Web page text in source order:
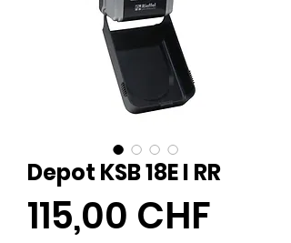
Depot KSB 18E I RR
115,00 CHF